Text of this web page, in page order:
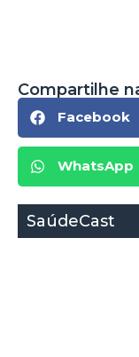
Compartilhe
Facebook
WhatsApp
SaúdeCast